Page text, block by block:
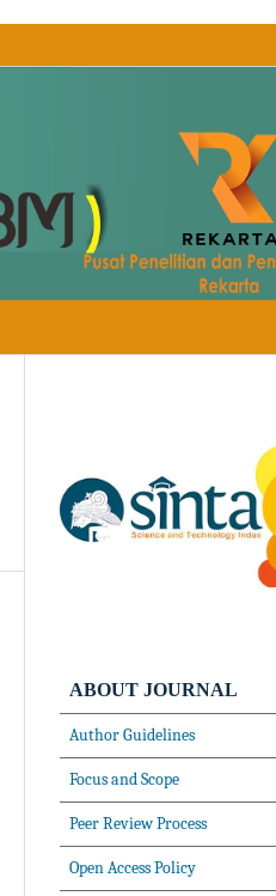
ABOUT JOURNAL
Author Guidelines
Focus and Scope
Peer Review Process
Open Access Policy